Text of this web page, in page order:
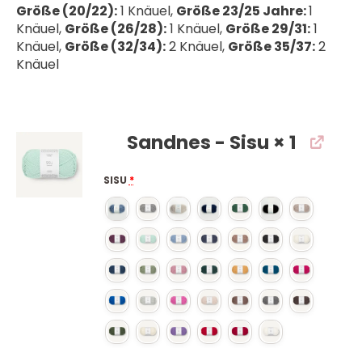
Größe (20/22):1 Knäuel, Größe 23/25 Jahre:1
Knäuel, Größe (26/28):1 Knäuel, Größe 29/31:1
Knäuel, Größe (32/34):2 Knäuel, Größe 35/37:2
Knäuel
Sandnes - Sisu × 1
SISU *